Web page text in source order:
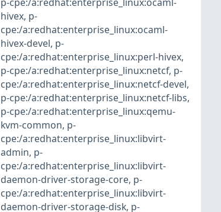
hivex, p-
cpe:/a:redhat:enterprise_linux:ocaml-
hivex-devel, p-
cpe:/a:redhat:enterprise_linux:perl-hivex,
p-cpe:/a:redhat:enterprise_linux:netcf, p-
cpe:/a:redhat:enterprise_linux:netcf-devel,
p-cpe:/a:redhat:enterprise_linux:netcf-libs,
p-cpe:/a:redhat:enterprise_linux:qemu-
kvm-common, p-
cpe:/a:redhat:enterprise_linux:libvirt-
admin, p-
cpe:/a:redhat:enterprise_linux:libvirt-
daemon-driver-storage-core, p-
cpe:/a:redhat:enterprise_linux:libvirt-
daemon-driver-storage-disk, p-